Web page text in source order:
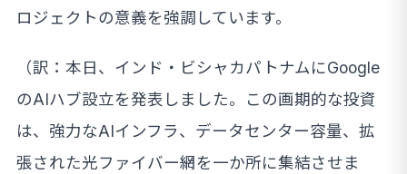
ロジェクトの意義を強調しています。
（訳：本日、インド・ビシャカパトナムにGoogle
のAIハブ設立を発表しました。この画期的な投資
は、強力なAIインフラ、データセンター容量、拡
張された光ファイバー網を一か所に集結させま